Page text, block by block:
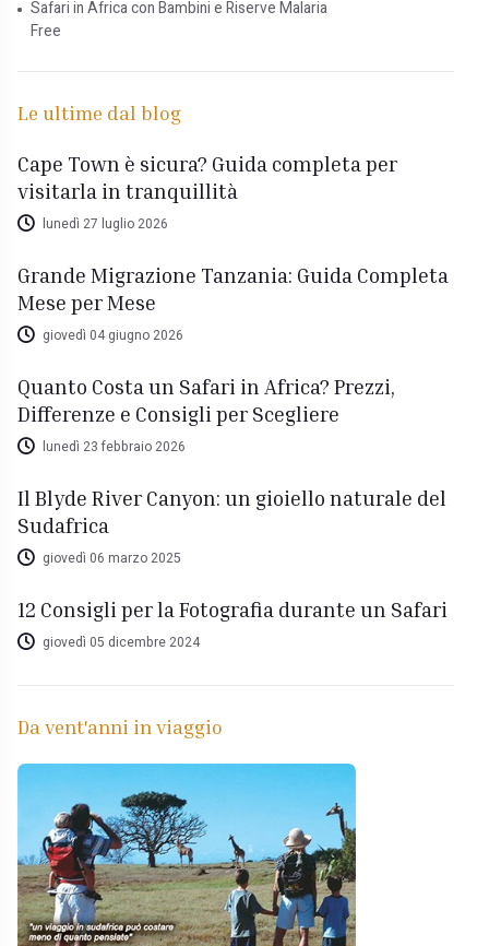
Safari in Africa con Bambini e Riserve Malaria
Free
Le ultime dal blog
Cape Town è sicura? Guida completa per
visitarla in tranquillità
lunedì 27 luglio 2026
Grande Migrazione Tanzania: Guida Completa
Mese per Mese
giovedì 04 giugno 2026
Quanto Costa un Safari in Africa? Prezzi,
Differenze e Consigli per Scegliere
lunedì 23 febbraio 2026
Il Blyde River Canyon: un gioiello naturale del
Sudafrica
giovedì 06 marzo 2025
12 Consigli per la Fotografia durante un Safari
giovedì 05 dicembre 2024
Da vent'anni in viaggio